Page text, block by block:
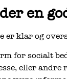
en
er klar og
for socialt
eller andre